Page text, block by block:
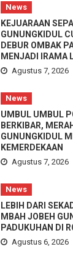
News
KEJUARAAN
GUNUNGKIDUL
DEBUR OMBAK
MENJADI IRAMA
Agustus 7, 2026
News
UMBUL UMBUL
BERKIBAR,
GUNUNGKIDUL
KEMERDEKAAN
Agustus 7, 2026
News
LEBIH DARI
MBAH JOBEH
PADUKUHAN DI
Agustus 6, 2026